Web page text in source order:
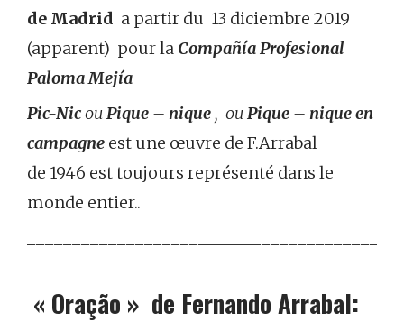
de Madrid a partir du 13 diciembre 2019
(apparent) pour la Compañía Profesional
Paloma Mejía
Pic-NicouPique – nique, ouPique – nique en
campagne est une œuvre de F.Arrabal
de 1946 est toujours représenté dans le
monde entier..
« Oração » de Fernando Arrabal: